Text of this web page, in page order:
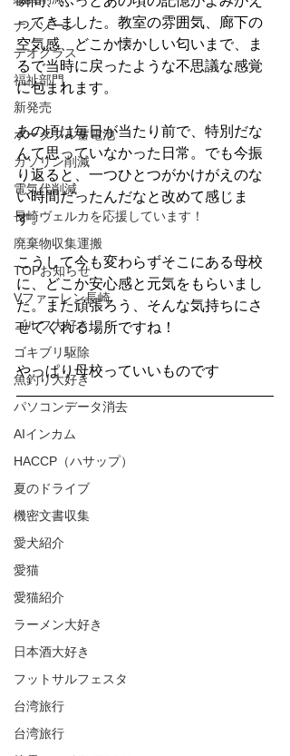
ナノゾーン
デオグラス
福祉部門
新発売
ポータブル蓄電池
ガソリン削減
電気代削減
長崎ヴェルカを応援しています！
廃棄物収集運搬
TOPお知らせ
Vファーレン長崎
ゴルフ大好き
ゴキブリ駆除
魚釣り大好き
パソコンデータ消去
AIインカム
HACCP（ハサップ）
夏のドライブ
機密文書収集
愛犬紹介
愛猫
愛猫紹介
ラーメン大好き
日本酒大好き
フットサルフェスタ
台湾旅行
台湾旅行
ってきました。教室の雰囲気、廊下の
空気感、どこか懐かしい匂いまで、ま
るで当時に戻ったような不思議な感覚
に包まれます。
あの頃は毎日が当たり前で、特別だな
んて思っていなかった日常。でも今振
り返ると、一つひとつがかけがえのな
い時間だったんだなと改めて感じま
す。
こうして今も変わらずそこにある母校
に、どこか安心感と元気をもらいまし
た。また頑張ろう、そんな気持ちにさ
せてくれる場所ですね！
やっぱり母校っていいものです